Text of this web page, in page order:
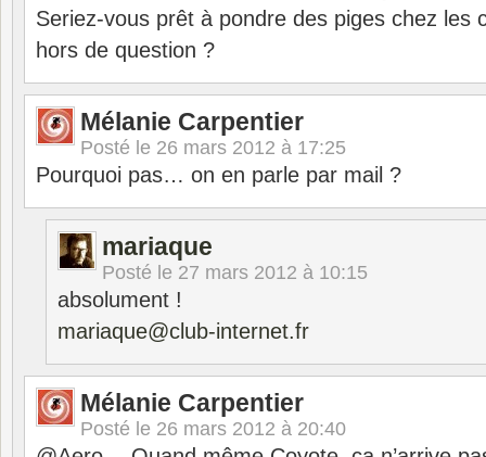
Seriez-vous prêt à pondre des piges chez les
hors de question ?
Mélanie Carpentier
Posté le 26 mars 2012 à 17:25
Pourquoi pas… on en parle par mail ?
mariaque
Posté le 27 mars 2012 à 10:15
absolument !
mariaque@club-internet.fr
Mélanie Carpentier
Posté le 26 mars 2012 à 20:40